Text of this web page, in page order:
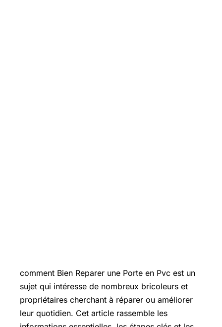
comment Bien Reparer une Porte en Pvc est un
sujet qui intéresse de nombreux bricoleurs et
propriétaires cherchant à réparer ou améliorer
leur quotidien. Cet article rassemble les